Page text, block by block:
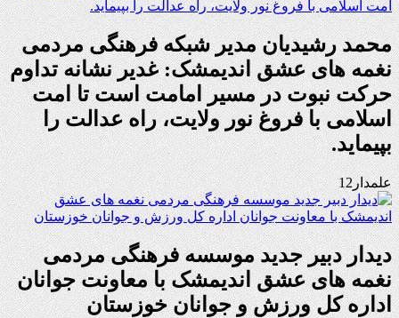
محمد رشیدیان مدیر شبکه فرهنگی مردمی
نغمه های عشق اندیمشک: غدیر نشانه تداوم
حرکت نبوت در مسیر امامت است تا امت
اسلامی با فروغ نور ولایت، راه عدالت را
بپیماید.
علمدار12
دیدار دبیر جدید موسسه فرهنگی مردمی
نغمه های عشق اندیمشک با معاونت جوانان
اداره کل ورزش و جوانان خوزستان